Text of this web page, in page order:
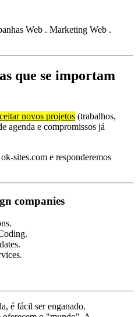
Web . Marketing Web .
que se importam
novos projetos (trabalhos,
agenda e compromissos já
sites.com e responderemos
companies
é fácil ser enganado.